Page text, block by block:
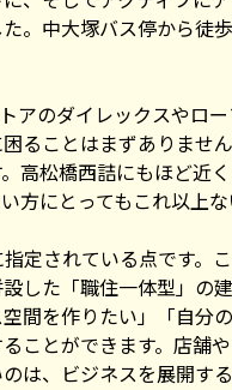
。中大塚バス停から徒
アのダイレックスやロ
ることはまずありませ
高松橋西詰にもほど近
方にとってもこれ以上
定されている点です。
した「職住一体型」の
間を作りたい」「自分
ことができます。店舗
は、ビジネスを展開す